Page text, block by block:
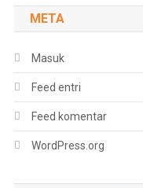
META
Masuk
Feed entri
Feed komentar
WordPress.org